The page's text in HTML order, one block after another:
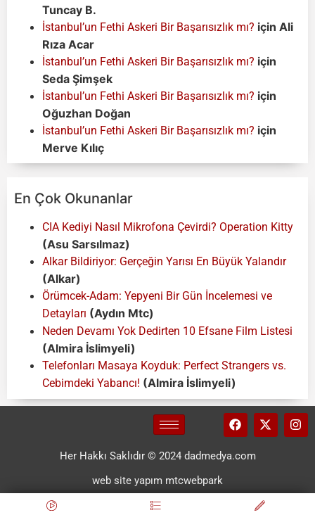
Tuncay B.
İstanbul’un Fethi Askeri Bir Başarısızlık mı? için Ali
Rıza Acar
İstanbul’un Fethi Askeri Bir Başarısızlık mı? için
Seda Şimşek
İstanbul’un Fethi Askeri Bir Başarısızlık mı? için
Oğuzhan Doğan
İstanbul’un Fethi Askeri Bir Başarısızlık mı? için
Merve Kılıç
En Çok Okunanlar
CIA Kediyi Nasıl Mikrofona Çevirdi? Operation Kitty
(Asu Sarsılmaz)
Alkar Bildiriyor: Gerçeğin Yarısı En Büyük Yalandır
(Alkar)
Örümcek-Adam: Yepyeni Bir Gün İncelemesi ve
Detayları (Aydın Mtc)
Neden Devamı Yok Dedirten 10 Efsane Film Listesi
(Almira İslimyeli)
Telefonları Masaya Koyduk: Perfect Strangers vs.
Cebimdeki Yabancı! (Almira İslimyeli)
Her Hakkı Saklıdır © 2024 dadmedya.com
web site yapım mtcwebpark